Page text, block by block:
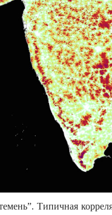
Типичная